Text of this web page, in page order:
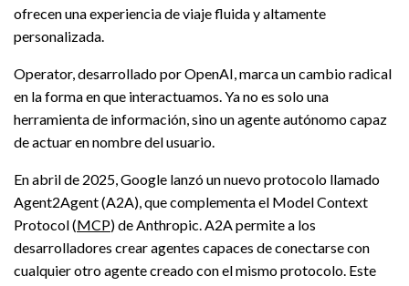
ofrecen una experiencia de viaje fluida y altamente
personalizada.
Operator, desarrollado por OpenAI, marca un cambio radical
en la forma en que interactuamos. Ya no es solo una
herramienta de información, sino un agente autónomo capaz
de actuar en nombre del usuario.
En abril de 2025, Google lanzó un nuevo protocolo llamado
Agent2Agent (A2A), que complementa el Model Context
Protocol (MCP) de Anthropic. A2A permite a los
desarrolladores crear agentes capaces de conectarse con
cualquier otro agente creado con el mismo protocolo. Este